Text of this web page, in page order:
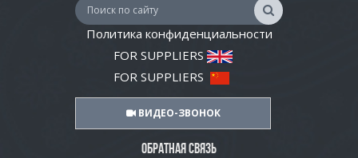
Политика конфиденциальности
FOR SUPPLIERS
FOR SUPPLIERS
ВИДЕО-ЗВОНОК
ОБРАТНАЯ СВЯЗЬ